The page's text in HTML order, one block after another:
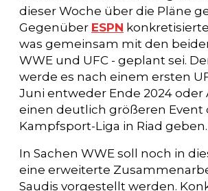
dieser Woche über die Pläne
Gegenüber ESPN
was gemeinsam mit den
WWE und UFC - geplant sei.
werde es nach einem ersten
Juni entweder Ende 2024 oder
einen deutlich größeren Event
Kampfsport-Liga in Riad geben.
In Sachen WWE soll noch in
eine erweiterte
Saudis vorgestellt werden.